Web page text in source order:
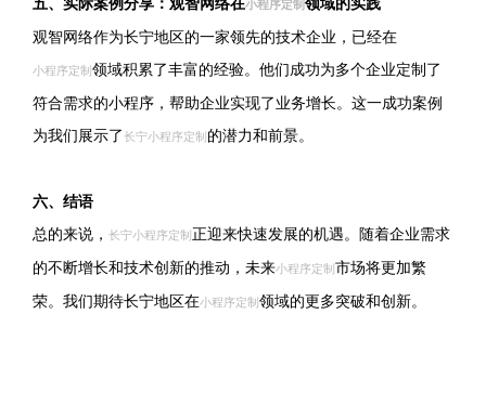
小程序定制
观智网络作为长宁地区的一家领先的技术企业，已经在
小程序定制 领域积累了丰富的经验。他们成功为多个企业定制了
符合需求的小程序，帮助企业实现了业务增长。这一成功案例
为我们展示了长宁小程序定制 的潜力和前景。
六、结语
总的来说， 长宁小程序定制 正迎来快速发展的机遇。随着企业需求
的不断增长和技术创新的推动，未来小程序定制 市场将更加繁
荣。我们期待长宁地区在小程序定制 领域的更多突破和创新。